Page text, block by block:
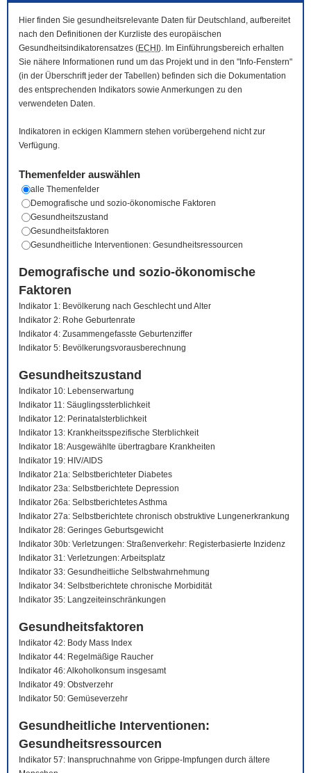
Hier finden Sie gesundheitsrelevante Daten für Deutschland, aufbereitet
nach den Definitionen der Kurzliste des europäischen
Gesundheitsindikatorensatzes (ECHI ). Im Einführungsbereich erhalten
Sie nähere Informationen rund um das Projekt und in den "Info-Fenstern"
(in der Überschrift jeder der Tabellen) befinden sich die Dokumentation
des entsprechenden Indikators sowie Anmerkungen zu den
verwendeten Daten.
Indikatoren in eckigen Klammern stehen vorübergehend nicht zur
Verfügung.
Themenfelder auswählen
alle Themenfelder
Demografische und sozio-ökonomische Faktoren
Gesundheitszustand
Gesundheitsfaktoren
Gesundheitliche Interventionen: Gesundheitsressourcen
Demografische und sozio-ökonomische
Faktoren
Indikator 1: Bevölkerung nach Geschlecht und Alter
Indikator 2: Rohe Geburtenrate
Indikator 4: Zusammengefasste Geburtenziffer
Indikator 5: Bevölkerungsvorausberechnung
Gesundheitszustand
Indikator 10: Lebenserwartung
Indikator 11: Säuglingssterblichkeit
Indikator 12: Perinatalsterblichkeit
Indikator 13: Krankheitsspezifische Sterblichkeit
Indikator 18: Ausgewählte übertragbare Krankheiten
Indikator 19: HIV/AIDS
Indikator 21a: Selbstberichteter Diabetes
Indikator 23a: Selbstberichtete Depression
Indikator 26a: Selbstberichtetes Asthma
Indikator 27a: Selbstberichtete chronisch obstruktive Lungenerkrankung
Indikator 28: Geringes Geburtsgewicht
Indikator 30b: Verletzungen: Straßenverkehr: Registerbasierte Inzidenz
Indikator 31: Verletzungen: Arbeitsplatz
Indikator 33: Gesundheitliche Selbstwahrnehmung
Indikator 34: Selbstberichtete chronische Morbidität
Indikator 35: Langzeiteinschränkungen
Gesundheitsfaktoren
Indikator 42: Body Mass Index
Indikator 44: Regelmäßige Raucher
Indikator 46: Alkoholkonsum insgesamt
Indikator 49: Obstverzehr
Indikator 50: Gemüseverzehr
Gesundheitliche Interventionen:
Gesundheitsressourcen
Indikator 57: Inanspruchnahme von Grippe-Impfungen durch ältere